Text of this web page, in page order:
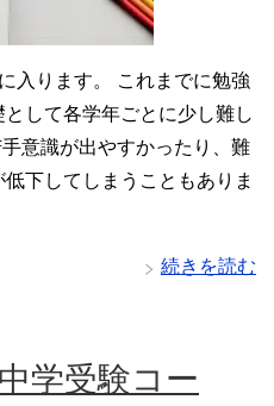
入ります。 これまでに勉強
して各学年ごとに少し難し
意識が出やすかったり、難
下してしまうこともありま
続きを読む
学受験コー